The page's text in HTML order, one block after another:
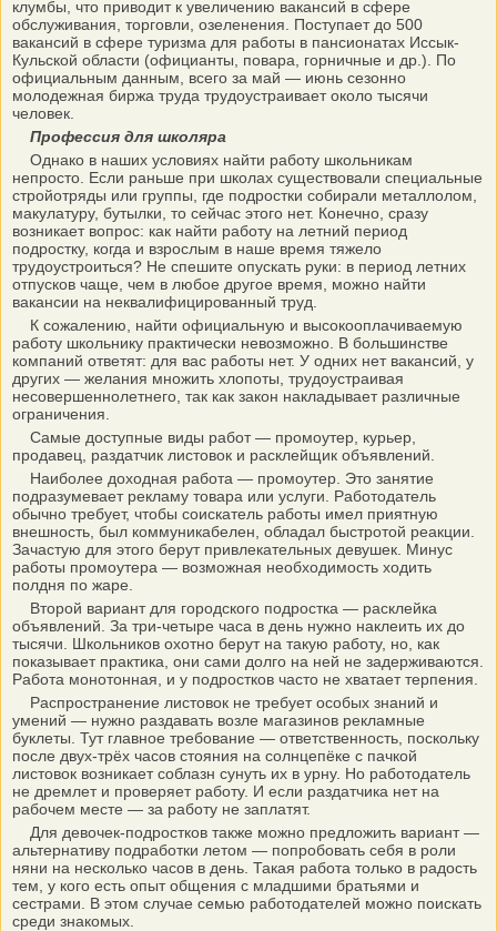
клумбы, что приводит к увеличению вакансий в сфере
обслуживания, торговли, озеленения. Поступает до 500
вакансий в сфере туризма для работы в пансионатах Иссык-
Кульской области (официанты, повара, горничные и др.). По
официальным данным, всего за май — июнь сезонно
молодежная биржа труда трудоустраивает около тысячи
человек.
Профессия для школяра
Однако в наших условиях найти работу школьникам
непросто. Если раньше при школах существовали специальные
стройотряды или группы, где подростки собирали металлолом,
макулатуру, бутылки, то сейчас этого нет. Конечно, сразу
возникает вопрос: как найти работу на летний период
подростку, когда и взрослым в наше время тяжело
трудоустроиться? Не спешите опускать руки: в период летних
отпусков чаще, чем в любое другое время, можно найти
вакансии на неквалифицированный труд.
К сожалению, найти официальную и высокооплачиваемую
работу школьнику практически невозможно. В большинстве
компаний ответят: для вас работы нет. У одних нет вакансий, у
других — желания множить хлопоты, трудоустраивая
несовершеннолетнего, так как закон накладывает различные
ограничения.
Самые доступные виды работ — промоутер, курьер,
продавец, раздатчик листовок и расклейщик объявлений.
Наиболее доходная работа — промоутер. Это занятие
подразумевает рекламу товара или услуги. Работодатель
обычно требует, чтобы соискатель работы имел приятную
внешность, был коммуникабелен, обладал быстротой реакции.
Зачастую для этого берут привлекательных девушек. Минус
работы промоутера — возможная необходимость ходить
полдня по жаре.
Второй вариант для городского подростка — расклейка
объявлений. За три-четыре часа в день нужно наклеить их до
тысячи. Школьников охотно берут на такую работу, но, как
показывает практика, они сами долго на ней не задерживаются.
Работа монотонная, и у подростков часто не хватает терпения.
Распространение листовок не требует особых знаний и
умений — нужно раздавать возле магазинов рекламные
буклеты. Тут главное требование — ответственность, поскольку
после двух-трёх часов стояния на солнцепёке с пачкой
листовок возникает соблазн сунуть их в урну. Но работодатель
не дремлет и проверяет работу. И если раздатчика нет на
рабочем месте — за работу не заплатят.
Для девочек-подростков также можно предложить вариант —
альтернативу подработки летом — попробовать себя в роли
няни на несколько часов в день. Такая работа только в радость
тем, у кого есть опыт общения с младшими братьями и
сестрами. В этом случае семью работодателей можно поискать
среди знакомых.